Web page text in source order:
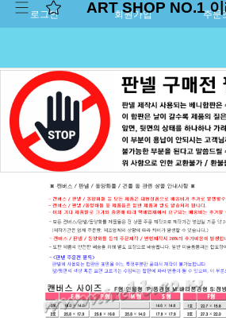
로그인 회원가입 주문
ART SHOP NO.1